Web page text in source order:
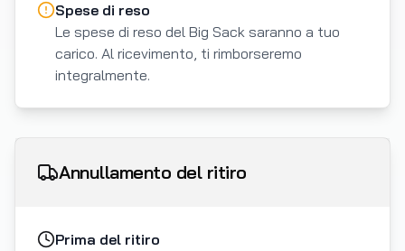
Spese di reso
Le spese di reso del Big Sack saranno a tuo
carico. Al ricevimento, ti rimborseremo
integralmente.
Annullamento del ritiro
Prima del ritiro